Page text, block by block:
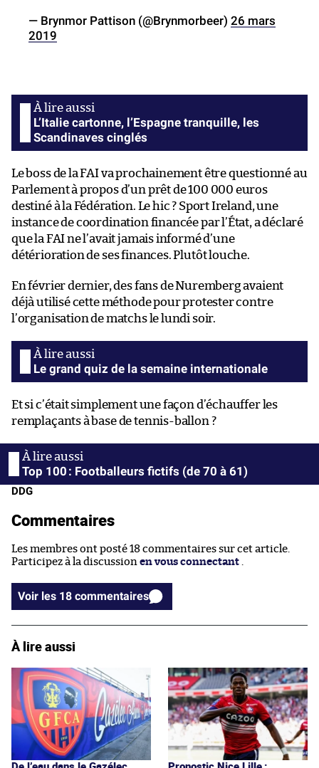
— Brynmor Pattison (@Brynmorbeer) 26 mars
2019
L’Italie cartonne, l’Espagne tranquille, les
Scandinaves cinglés
Le boss de la FAI va prochainement être questionné au
Parlement à propos d’un prêt de 100 000 euros
destiné à la Fédération. Le hic ? Sport Ireland, une
instance de coordination financée par l’État, a déclaré
que la FAI ne l’avait jamais informé d’une
détérioration de ses finances. Plutôt louche.
En février dernier, des fans de Nuremberg avaient
déjà utilisé cette méthode pour protester contre
l’organisation de matchs le lundi soir.
Le grand quiz de la semaine internationale
Et si c’était simplement une façon d’échauffer les
remplaçants à base de tennis-ballon ?
Top 100 : Footballeurs fictifs (de 70 à 61)
DDG
Commentaires
Les membres ont posté 18 commentaires sur cet article.
Participez à la discussion en vous connectant .
Voir les 18 commentaires
À lire aussi